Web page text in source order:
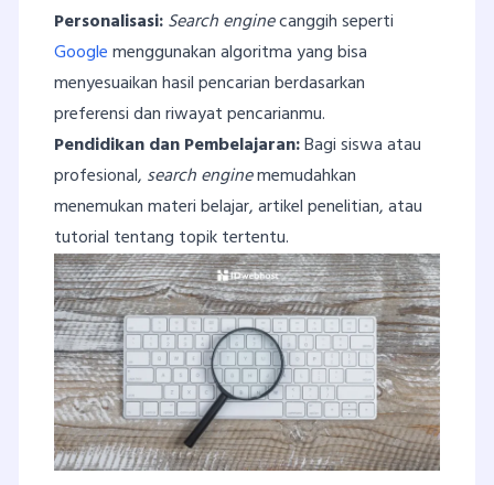
Personalisasi:Search enginecanggih seperti
Googlemenggunakan algoritma yang bisa
menyesuaikan hasil pencarian berdasarkan
preferensi dan riwayat pencarianmu.
Pendidikan dan Pembelajaran:Bagi siswa atau
profesional, search enginememudahkan
menemukan materi belajar, artikel penelitian, atau
tutorial tentang topik tertentu.